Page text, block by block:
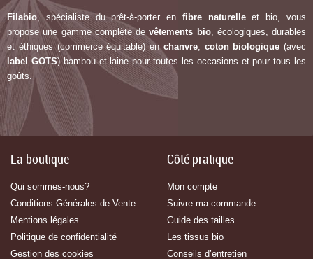
Filabio , spécialiste du prêt-à-porter en fibre naturelleet bio, vous
propose une gamme complète devêtements bio, écologiques, durables
et éthiques (commerce équitable) en chanvre, coton biologique (avec
label GOTS) bambou et laine pour toutes les occasions et pour tous les
goûts.
La boutique
Qui sommes-nous?
Conditions Générales de Vente
Mentions légales
Politique de confidentialité
Gestion des cookies
Côté pratique
Mon compte
Suivre ma commande
Guide des tailles
Les tissus bio
Conseils d’entretien